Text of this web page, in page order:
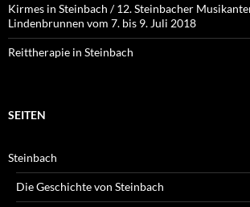
Kirmes in Steinbach / 12. Steinbacher
Lindenbrunnen vom 7. bis 9. Juli 2018
Reittherapie in Steinbach
SEITEN
Steinbach
Die Geschichte von Steinbach